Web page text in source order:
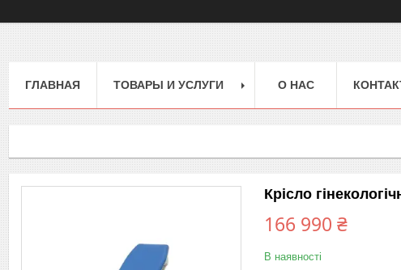
ГЛАВНАЯ ТОВАРЫ И УСЛУГИ О НАС
Крісло
166 990 ₴
В наявності